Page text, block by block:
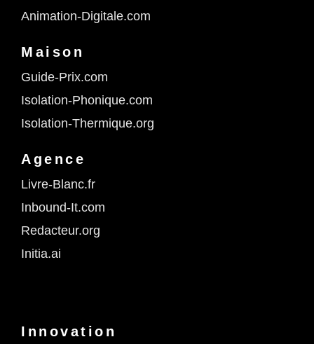
Animation-Digitale.com
Maison
Guide-Prix.com
Isolation-Phonique.com
Isolation-Thermique.org
Agence
Livre-Blanc.fr
Inbound-It.com
Redacteur.org
Initia.ai
Innovation